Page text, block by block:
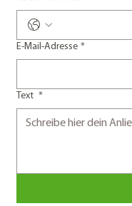
E-Mail-Adresse *
Text *